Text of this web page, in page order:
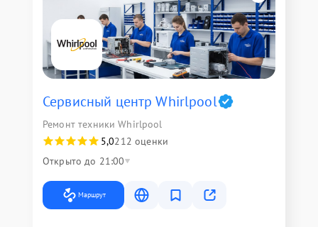
Сервисный центр Whirlpool
Ремонт техники Whirlpool
5,0212 оценки
Открыто до 21:00
Маршрут